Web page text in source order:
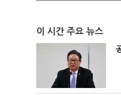
이 시간 주요 뉴스